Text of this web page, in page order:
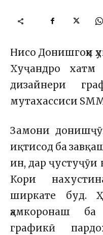
Нисо Донишгоҳи
Хуҷандро хатм
дизайнери
мутахассиси
Замони
иқтисод ба
ин, дар ҷустуҷӯи
Кори
ширкате буд.
ҳамкоронаш
графикӣ